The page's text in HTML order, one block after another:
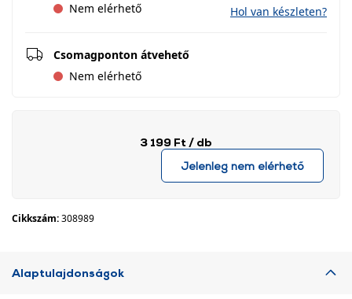
Nem elérhető
Hol van készleten?
Csomagponton átvehető
Nem elérhető
3 199 Ft / db
Jelenleg nem elérhető
Cikkszám:308989
Alaptulajdonságok